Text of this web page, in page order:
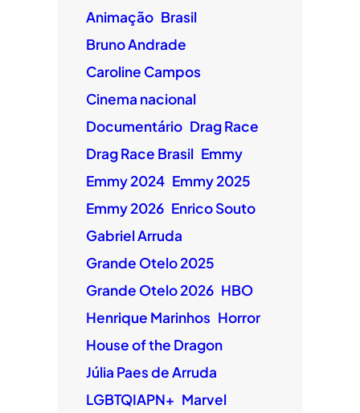
Animação Brasil
Bruno Andrade
Caroline Campos
Cinema nacional
Documentário Drag Race
Drag Race Brasil Emmy
Emmy 2024 Emmy 2025
Emmy 2026 Enrico Souto
Gabriel Arruda
Grande Otelo 2025
Grande Otelo 2026 HBO
Henrique Marinhos Horror
House of the Dragon
Júlia Paes de Arruda
LGBTQIAPN+ Marvel